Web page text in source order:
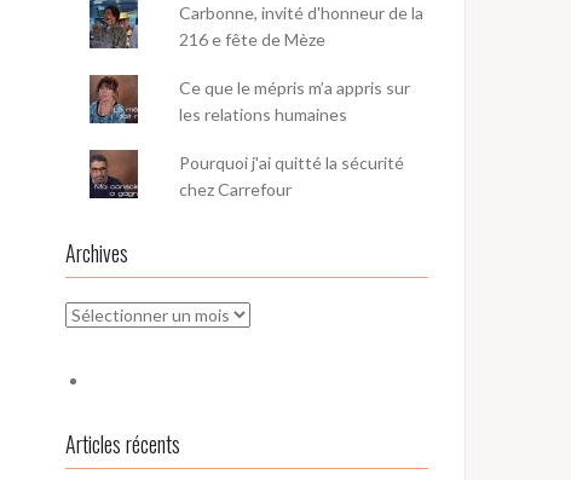
Carbonne, invité d'honneur de la
216 e fête de Mèze
Ce que le mépris m’a appris sur
les relations humaines
Pourquoi j'ai quitté la sécurité
chez Carrefour
Archives
Archives
Articles récents